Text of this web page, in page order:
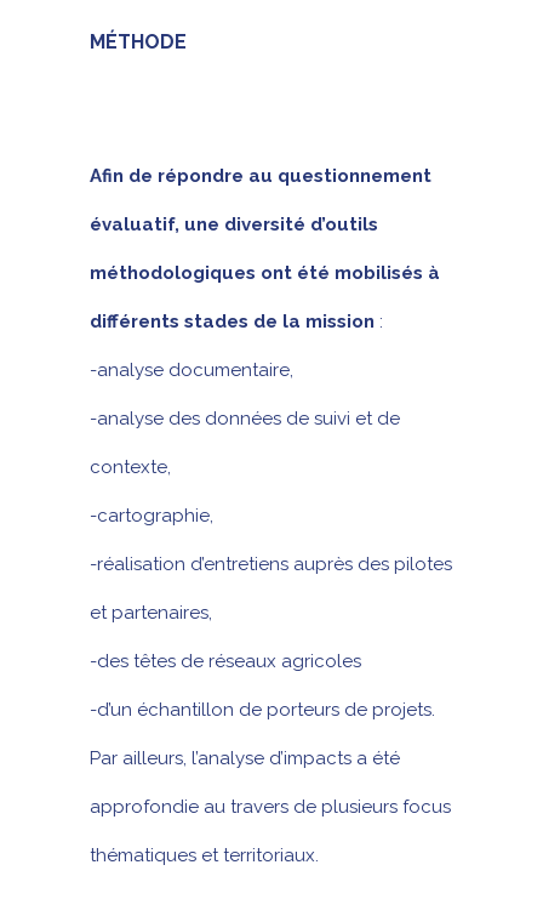
MÉTHODE
Afin de répondre au questionnement
évaluatif, une diversité d’outils
méthodologiques ont été mobilisés à
différents stades de la mission :
-analyse documentaire,
-analyse des données de suivi et de
contexte,
-cartographie,
-réalisation d’entretiens auprès des pilotes
et partenaires,
-des têtes de réseaux agricoles
-d’un échantillon de porteurs de projets.
Par ailleurs, l’analyse d’impacts a été
approfondie au travers de plusieurs focus
thématiques et territoriaux.